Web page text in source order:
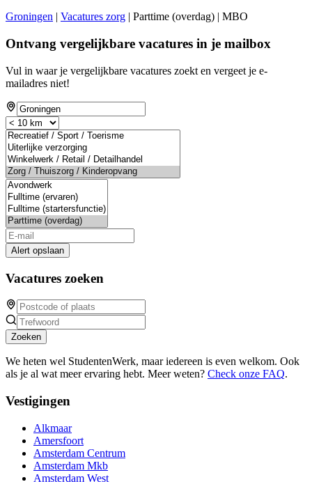
Groningen | Vacatures zorg | Parttime (overdag) | MBO
Ontvang vergelijkbare vacatures in je mailbox
Vul in waar je vergelijkbare vacatures zoekt en vergeet je e-
mailadres niet!
Alert opslaan
Vacatures zoeken
Zoeken
We heten wel StudentenWerk, maar iedereen is even welkom. Ook
als je al wat meer ervaring hebt. Meer weten? Check onze FAQ.
Vestigingen
Alkmaar
Amersfoort
Amsterdam Centrum
Amsterdam Mkb
Amsterdam West